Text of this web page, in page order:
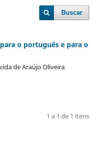
Buscar
o português e para o
de Araújo Oliveira
1 a 1 de 1 itens